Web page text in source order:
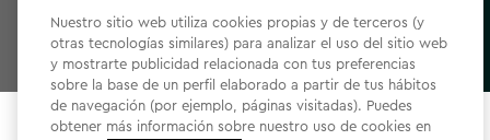
Select your store
label.payment
Nuestro sitio web utiliza cookies propias y de terceros (y
otras tecnologías similares) para analizar el uso del sitio web
y mostrarte publicidad relacionada con tus preferencias
sobre la base de un perfil elaborado a partir de tus hábitos
de navegación (por ejemplo, páginas visitadas). Puedes
obtener más información sobre nuestro uso de cookies en